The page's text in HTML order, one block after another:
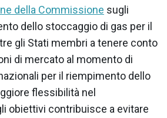
della Commissione sugli
dello stoccaggio di gas per il
gli Stati membri a tenere conto
di mercato al momento di
per il riempimento dello
flessibilità nel
obiettivi contribuisce a evitare